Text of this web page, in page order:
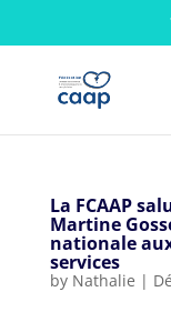
La FCAAP
Martine
nationale
services
by Nathalie |